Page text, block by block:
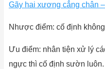
Gãy hai xương cẳng chân
Nhược điểm: cố định
Ưu điểm: nhân tiện xử lý
ngực thì cố định sườn luôn.